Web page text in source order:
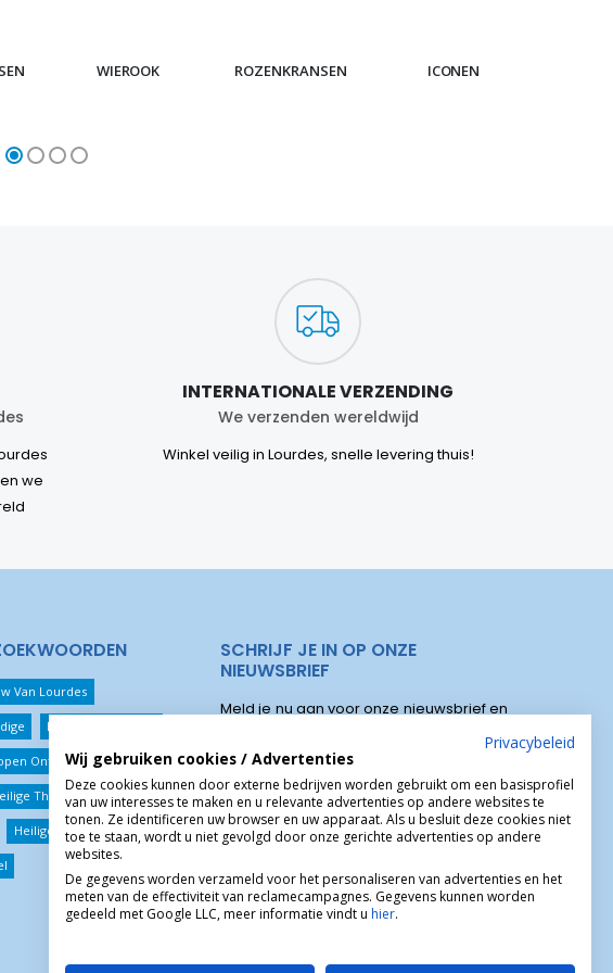
WIEROOK ROZENKRANSEN ICONEN
we
INTERNATIONALE VERZENDING
We verzenden wereldwijd
Winkel veilig in Lourdes, snelle levering thuis!
Van Lourdes
Beschermengelen
Ontwart Jezus Christus
Theresia
Heilige Benedictus
SCHRIJF JE IN OP ONZE
NIEUWSBRIEF
Meld je nu aan voor onze nieuwsbrief en
ontvang onze speciale aanbiedingen,
kortingscodes, nieuwe producten :
Privacybeleid
Wij gebruiken cookies / Advertenties
Deze cookies kunnen door externe bedrijven worden gebruikt om een basisprofiel
van uw interesses te maken en u relevante advertenties op andere websites te
tonen. Ze identificeren uw browser en uw apparaat. Als u besluit deze cookies niet
toe te staan, wordt u niet gevolgd door onze gerichte advertenties op andere
websites.
De gegevens worden verzameld voor het personaliseren van advertenties en het
meten van de effectiviteit van reclamecampagnes. Gegevens kunnen worden
gedeeld met Google LLC, meer informatie vindt u hier.